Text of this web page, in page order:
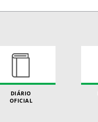
DIÁRIO
OFICIAL